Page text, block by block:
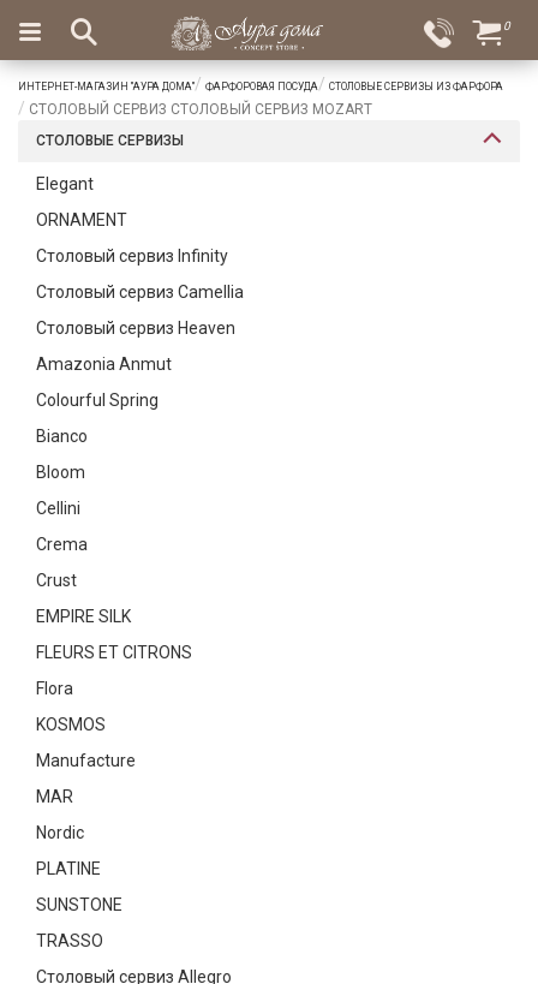
Вход
Избранное
×
Салоны
Доставка
Оплата
для
дома
Бар
Посуда
Сервировка
приборы
Фарфор
Декор
0
ИНТЕРНЕТ-МАГАЗИН "АУРА ДОМА" ФАРФОРОВАЯ ПОСУДА СТОЛОВЫЕ СЕРВИЗЫ ИЗ ФАРФОРА
СТОЛОВЫЙ СЕРВИЗ СТОЛОВЫЙ СЕРВИЗ MOZART
СТОЛОВЫЕ СЕРВИЗЫ
Elegant
ORNAMENT
Столовый сервиз Infinity
Столовый сервиз Camellia
Столовый сервиз Heaven
Amazonia Anmut
Colourful Spring
Bianco
Bloom
Cellini
Crema
Crust
EMPIRE SILK
FLEURS ET CITRONS
Flora
KOSMOS
Manufacture
MAR
Nordic
PLATINE
SUNSTONE
TRASSO
Столовый сервиз Allegro